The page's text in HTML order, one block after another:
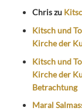
Chriszu
Kitsch und
Kirche der
Kitsch und
Kirche der
Betrachtung
Maral